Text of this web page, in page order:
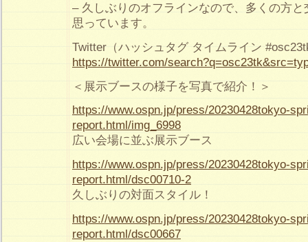
– 久しぶりのオフラインなので、多くの方
思っています。
Twitter（ハッシュタグ タイムライン
https://twitter.com/
＜展示ブースの様子を写真で紹介！＞
https://www.ospn.jp/press/20230428tokyo-
report.html/img_6998
広い会場に並ぶ展示ブース
https://www.ospn.jp/press/20230428tokyo-
report.html/dsc00710-2
久しぶりの対面スタイル！
https://www.ospn.jp/press/20230428tokyo-
report.html/dsc00667